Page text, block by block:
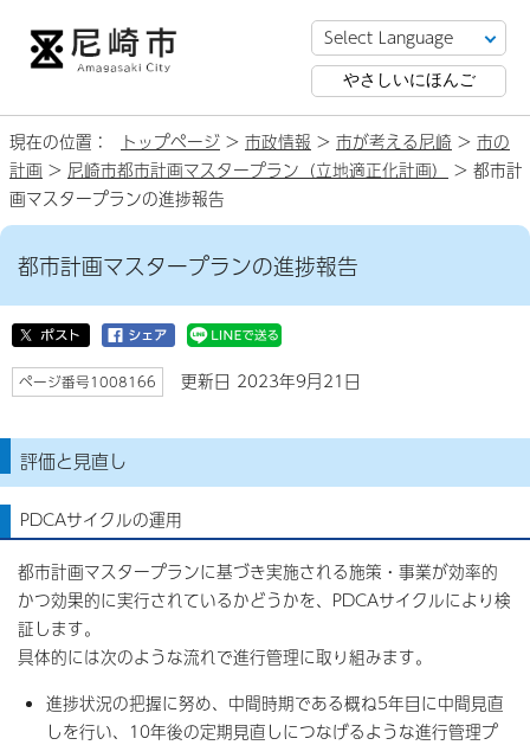
やさしいにほんご
現在の位置： トップページ > 市政情報 > 市が考える尼崎 > 市の
計画 > 尼崎市都市計画マスタープラン（立地適正化計画）
> 都市計
画マスタープランの進捗報告
都市計画マスタープランの進捗報告
ページ番号1008166 更新日 2023年9月21日
評価と見直し
PDCAサイクルの運用
都市計画マスタープランに基づき実施される施策・事業が効率的
かつ効果的に実行されているかどうかを、PDCAサイクルにより検
証します。
具体的には次のような流れで進行管理に取り組みます。
進捗状況の把握に努め、中間時期である概ね5年目に中間見直
しを行い、10年後の定期見直しにつなげるような進行管理プ